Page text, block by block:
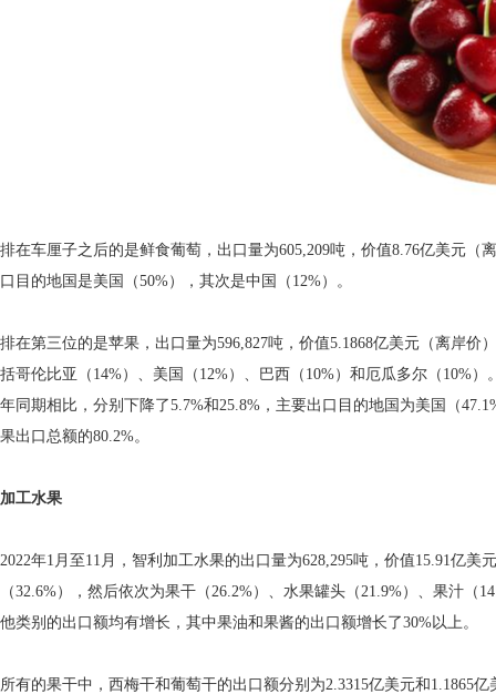
排在车厘子之后的是鲜食葡萄 ，出口量为605,209吨，价值8.76亿美元
口目的地国是美国（50%），其次是中国（12%）。
排在第三位的是苹果，出口量为596,827吨，价值5.1868亿美元（离岸
括哥伦比亚（14%）、美国（12%）、巴西（10%）和厄瓜多尔（10%
年同期相比，分别下降了5.7%和25.8%，主要出口目的地国为美国（
果出口总额的80.2%。
加工水果
2022年1月至11月，智利加工水果的出口量为628,295吨，价值15.91亿
（32.6%），然后依次为果干（26.2%）、水果罐头（21.9%）、果汁
他类别的出口额均有增长，其中果油和果酱的出口额增长了30%以上。
所有的果干中，西梅干和葡萄干的出口额分别为2.3315亿美元和1.1865